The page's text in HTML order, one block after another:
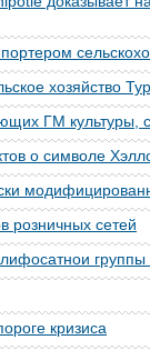
хозяйство
ГМ культуры,
о символе
розничных сетей
кризиса